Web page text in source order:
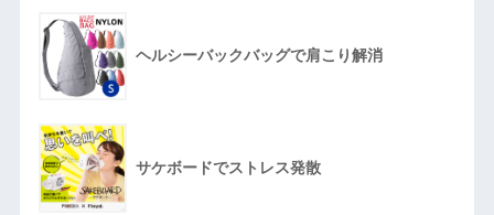
ヘルシーバックバッグで肩こり解消
サケボードでストレス発散